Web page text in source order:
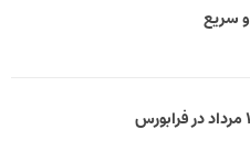
سریع